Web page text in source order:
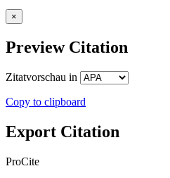
×
Preview Citation
Zitatvorschau in
Copy to clipboard
Export Citation
ProCite